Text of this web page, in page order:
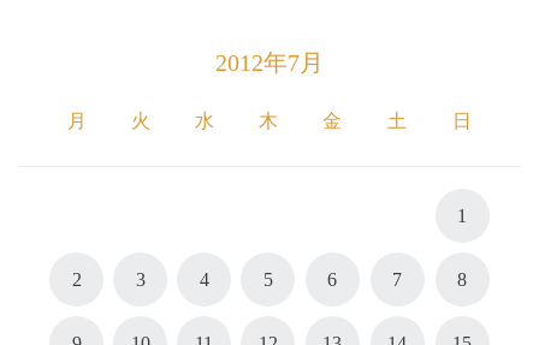
2012年7月
月 火 水 木 金 土 日
1
2 3 4 5 6 7 8